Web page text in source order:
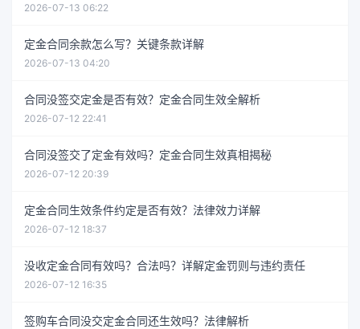
2026-07-13 06:22
定金合同余款怎么写？关键条款详解
2026-07-13 04:20
合同没签交定金是否有效？定金合同生效全解析
2026-07-12 22:41
合同没签交了定金有效吗？定金合同生效真相揭秘
2026-07-12 20:39
定金合同生效条件约定是否有效？法律效力详解
2026-07-12 18:37
没收定金合同有效吗？合法吗？详解定金罚则与违约责任
2026-07-12 16:35
签购车合同没交定金合同还生效吗？法律解析